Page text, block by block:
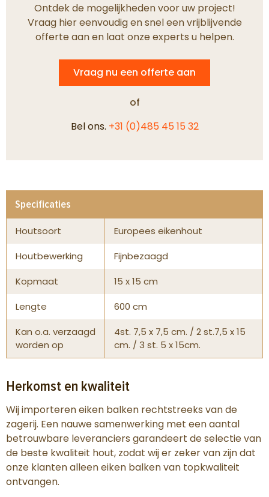
Specificaties
Houtsoort
Europees eikenhout
Houtbewerking
Fijnbezaagd
Kopmaat
15 x 15 cm
Lengte
600 cm
Kan o.a. verzaagd
worden op
4st. 7,5 x 7,5 cm. / 2 st.7,5 x 15
cm. / 3 st. 5 x 15cm.
Herkomst en kwaliteit
Wij importeren eiken balken rechtstreeks van de
zagerij. Een nauwe samenwerking met een aantal
betrouwbare leveranciers garandeert de selectie van
de beste kwaliteit hout, zodat wij er zeker van zijn dat
onze klanten alleen eiken balken van topkwaliteit
ontvangen.
Ontdek de mogelijkheden voor uw project!
Vraag hier eenvoudig en snel een vrijblijvende
offerte aan en laat onze experts u helpen.
Vraag nu een offerte aan
of
Bel ons. +31 (0)485 45 15 32